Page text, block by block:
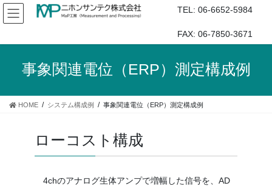
コ
ン
ン
キ
ナ
ビ
ー
に
TEL: 06-6652-5984
FAX: 06-7850-3671
事象関連電位（ERP）測定構成例
HOME システム構成例 事象関連電位（ERP）測定構成例
ローコスト構成
4chのアナログ生体アンプで増幅した信号を、AD